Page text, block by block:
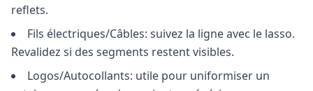
reflets.
Fils électriques/Câbles: suivez la ligne avec le lasso.
Revalidez si des segments restent visibles.
Logos/Autocollants: utile pour uniformiser un